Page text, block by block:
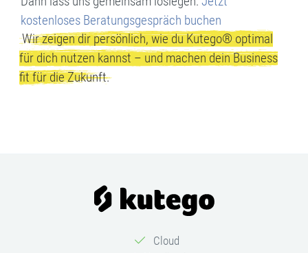
kostenloses Beratungsgespräch buchen
Wir zeigen dir persönlich, wie du Kutego® optimal
für dich nutzen kannst – und machen dein Business
fit für die Zukunft.
Cloud